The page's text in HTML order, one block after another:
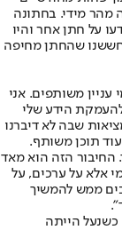
מהר מידי. בחתונה
על חתן אחר והיו
חששנו שהחתן מחיפה
משותפים. אני
הידע שלי
שבה לא דיברנו
תוכן משותף.
החיבור הזה הוא מאד
אלא על ערכים, על
ממש להמשיך
כשנעל הייתה